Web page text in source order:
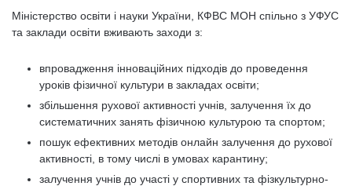
Міністерство освіти і науки України, КФВС МОН спільно з УФУС
та заклади освіти вживають заходи з:
впровадження інноваційних підходів до проведення
уроків фізичної культури в закладах освіти;
збільшення рухової активності учнів, залучення їх до
систематичних занять фізичною культурою та спортом;
пошук ефективних методів онлайн залучення до рухової
активності, в тому числі в умовах карантину;
залучення учнів до участі у спортивних та фізкультурно-